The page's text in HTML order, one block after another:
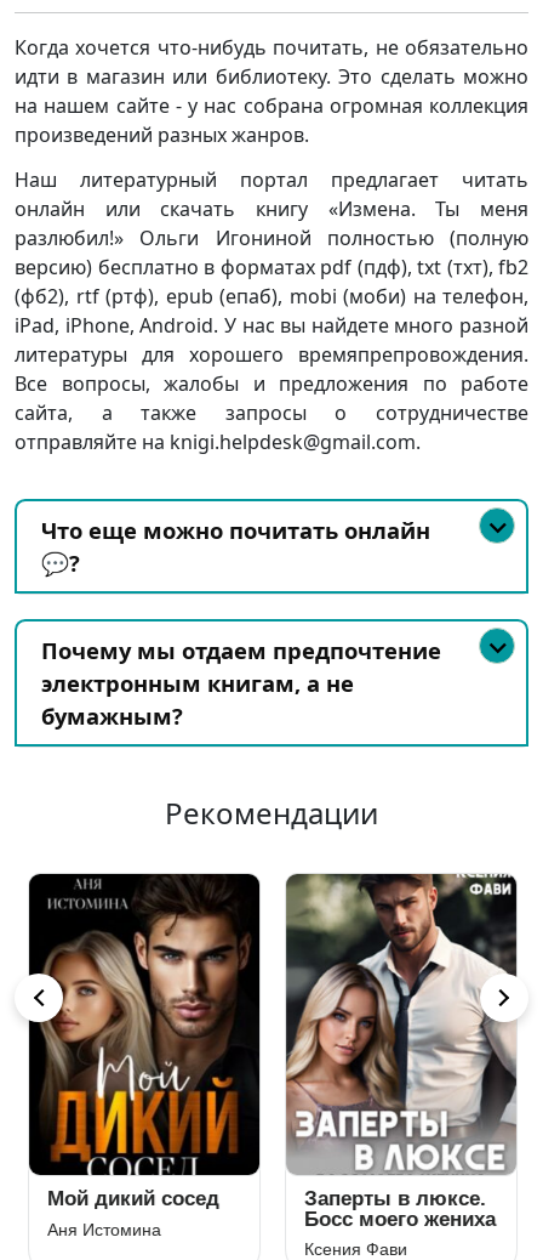
Когда хочется что-нибудь почитать, не обязательно
идти в магазин или библиотеку. Это сделать можно
на нашем сайте - у нас собрана огромная коллекция
произведений разных жанров.
Наш литературный портал предлагает читать
онлайн или скачать книгу «Измена. Ты меня
разлюбил!» Ольги Игониной полностью (полную
версию) бесплатно в форматах pdf (пдф), txt (тхт), fb2
(фб2), rtf (ртф), epub (епаб), mobi (моби) на телефон,
iPad, iPhone, Android. У нас вы найдете много разной
литературы для хорошего времяпрепровождения.
Все вопросы, жалобы и предложения по работе
сайта, а также запросы о сотрудничестве
отправляйте на knigi.helpdesk@gmail.com.
Что еще можно почитать онлайн
💬?
Почему мы отдаем предпочтение
электронным книгам, а не
бумажным?
Рекомендации
Мой дикий сосед
Аня Истомина
Заперты в люксе.
Босс моего жениха
Ксения Фави